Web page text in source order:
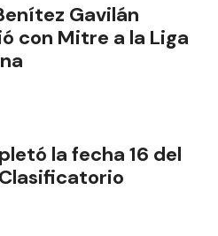
Gavilán
con Mitre a la Liga
la fecha 16 del